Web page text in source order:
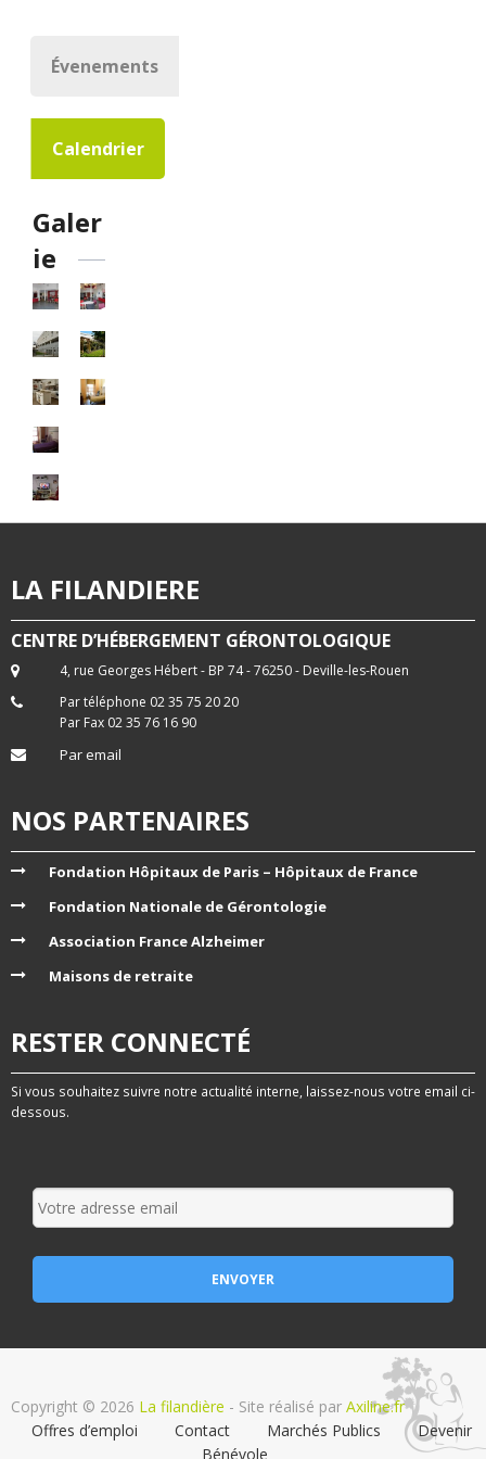
Évenements
Calendrier
Galer
ie
LA FILANDIERE
CENTRE D’HÉBERGEMENT GÉRONTOLOGIQUE
4, rue Georges Hébert - BP 74 - 76250 - Deville-les-Rouen
Par téléphone 02 35 75 20 20
Par Fax 02 35 76 16 90
Par email
NOS PARTENAIRES
Fondation Hôpitaux de Paris – Hôpitaux de France
Fondation Nationale de Gérontologie
Association France Alzheimer
Maisons de retraite
RESTER CONNECTÉ
Si vous souhaitez suivre notre actualité interne, laissez-nous votre email ci-
dessous.
Copyright © 2026 La filandière - Site réalisé par Axiline.fr
Offres d’emploi
Contact Marchés Publics
Devenir
Bénévole